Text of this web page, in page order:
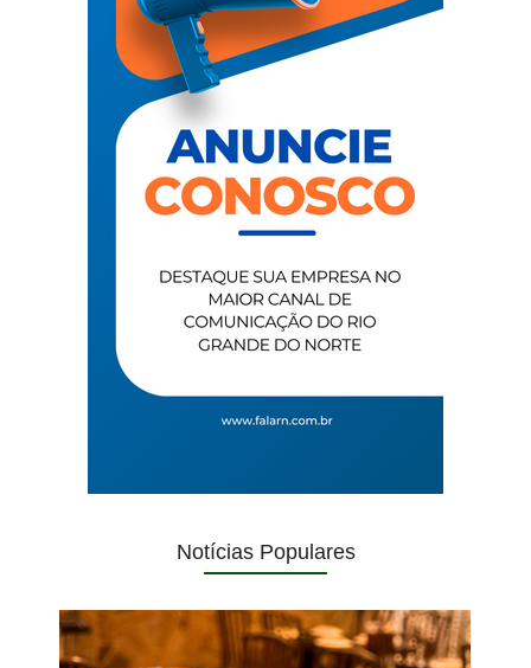
Notícias Populares